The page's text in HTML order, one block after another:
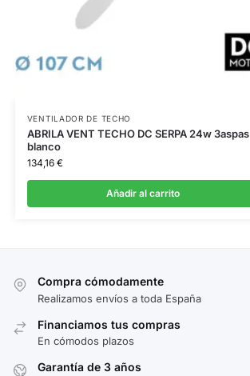
VENTILADOR DE TECHO
ABRILA VENT TECHO DC SERPA 24w 3aspas
blanco
134,16 €
Añadir al carrito
Compra cómodamente
Realizamos envíos a toda España
Financiamos tus compras
En cómodos plazos
Garantía de 3 años